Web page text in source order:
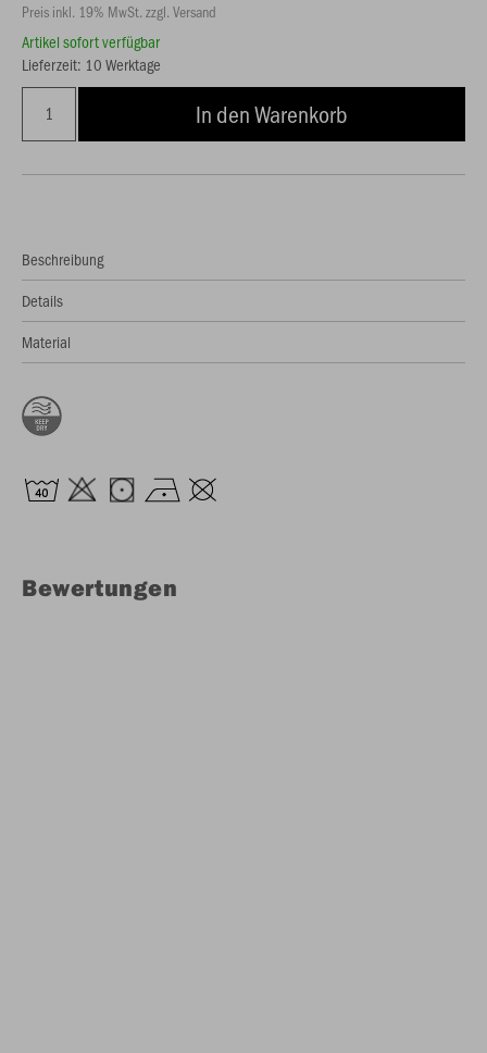
Preis inkl. 19% MwSt. zzgl. Versand
Artikel sofort verfügbar
Lieferzeit: 10 Werktage
In den Warenkorb
Beschreibung
Details
Material
Bewertungen